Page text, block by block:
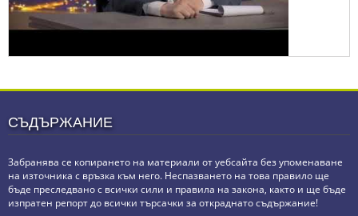
СЪДЪРЖАНИЕ
Забранява се копирането на материали от уебсайта без упоменаване
на източника с връзка към него. Неспазването на това правило ще
бъде преследвано с всички сили и правила на закона, както и ще бъде
изпратен репорт до всички търсачки за откраднато съдържание!